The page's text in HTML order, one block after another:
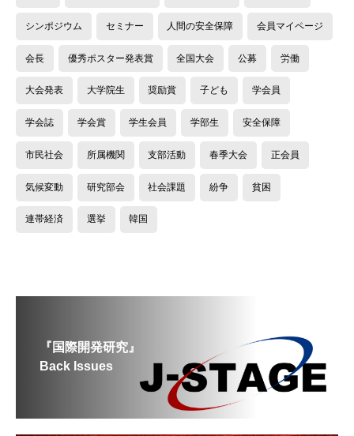
シンポジウム セミナー 人間の安全保障 会員マイページ
会長 優秀ポスター発表賞 全国大会 公募 労働
大会発表 大学院生 奨励賞 子ども 学会員
学会誌 学会賞 学生会員 学部生 安全保障
市民社会 所属機関 支部活動 春季大会 正会員
気候変動 研究部会 社会課題 紛争 貧困
連帯経済 選挙 韓国
『国際開発研究』
Back Issues